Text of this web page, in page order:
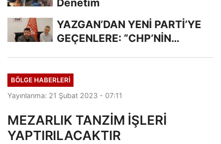
Denetim
YAZGAN’DAN YENİ PARTİ’YE
GEÇENLERE: “CHP’NİN
BÖLGE HABERLERİ
Yayınlanma: 21 Şubat 2023 - 07:11
MEZARLIK TANZİM İŞLERİ
YAPTIRILACAKTIR